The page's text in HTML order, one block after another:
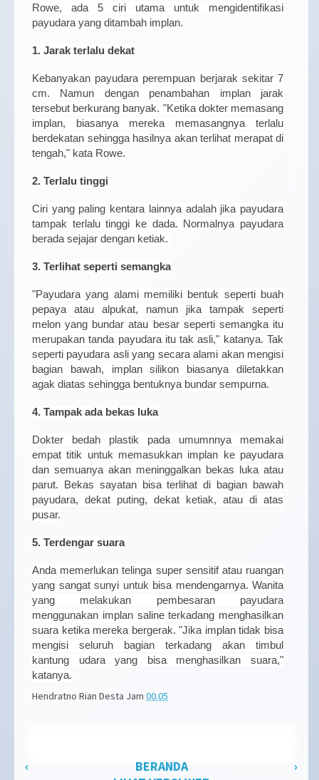
Rowe, ada 5 ciri utama untuk mengidentifikasi
payudara yang ditambah implan.
1. Jarak terlalu dekat
Kebanyakan payudara perempuan berjarak sekitar 7
cm. Namun dengan penambahan implan jarak
tersebut berkurang banyak. "Ketika dokter memasang
implan, biasanya mereka memasangnya terlalu
berdekatan sehingga hasilnya akan terlihat merapat di
tengah," kata Rowe.
2. Terlalu tinggi
Ciri yang paling kentara lainnya adalah jika payudara
tampak terlalu tinggi ke dada. Normalnya payudara
berada sejajar dengan ketiak.
3. Terlihat seperti semangka
"Payudara yang alami memiliki bentuk seperti buah
pepaya atau alpukat, namun jika tampak seperti
melon yang bundar atau besar seperti semangka itu
merupakan tanda payudara itu tak asli," katanya. Tak
seperti payudara asli yang secara alami akan mengisi
bagian bawah, implan silikon biasanya diletakkan
agak diatas sehingga bentuknya bundar sempurna.
4. Tampak ada bekas luka
Dokter bedah plastik pada umumnnya memakai
empat titik untuk memasukkan implan ke payudara
dan semuanya akan meninggalkan bekas luka atau
parut. Bekas sayatan bisa terlihat di bagian bawah
payudara, dekat puting, dekat ketiak, atau di atas
pusar.
5. Terdengar suara
Anda memerlukan telinga super sensitif atau ruangan
yang sangat sunyi untuk bisa mendengarnya. Wanita
yang melakukan pembesaran payudara
menggunakan implan saline terkadang menghasilkan
suara ketika mereka bergerak. "Jika implan tidak bisa
mengisi seluruh bagian terkadang akan timbul
kantung udara yang bisa menghasilkan suara,"
katanya.
Hendratno Rian Desta Jam 00.05
‹ ›
BERANDA